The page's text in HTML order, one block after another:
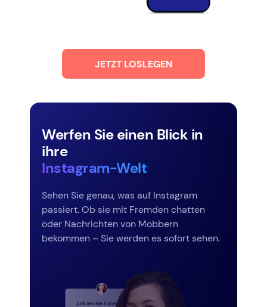
JETZT LOSLEGEN
Werfen Sie einen Blick in
ihre
Instagram-Welt
Sehen Sie genau, was auf Instagram
passiert. Ob sie mit Fremden chatten
oder Nachrichten von Mobbern
bekommen – Sie werden es sofort sehen.